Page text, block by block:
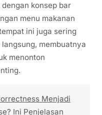
konsep bar
menu makanan
ini juga sering
membuatnya
menonton
Menjadi
Ini Penjelasan